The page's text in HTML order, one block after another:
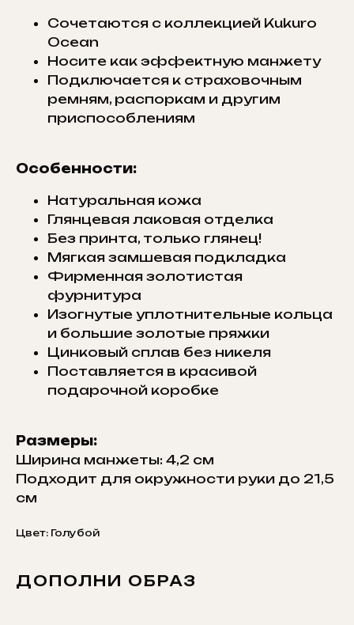
Сочетаются с коллекцией Kukuro
Ocean
Носите как эффектную манжету
Подключается к страховочным
ремням, распоркам и другим
приспособлениям
Особенности:
Натуральная кожа
Глянцевая лаковая отделка
Без принта, только глянец!
Мягкая замшевая подкладка
Фирменная золотистая
фурнитура
Изогнутые уплотнительные кольца
и большие золотые пряжки
Цинковый сплав без никеля
Поставляется в красивой
подарочной коробке
Размеры:
Ширина манжеты: 4,2 см
Подходит для окружности руки до 21,5
см
Цвет: Голубой
ДОПОЛНИ ОБРАЗ